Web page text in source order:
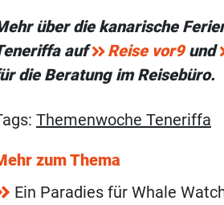
über die kanarische
auf
Reise vor9und
die Beratung im Reisebüro.
Themenwoche Teneriffa
zum Thema
Ein Paradies für Whale